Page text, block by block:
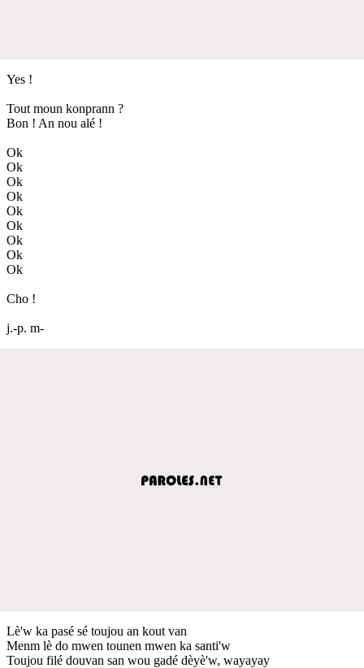
Yes !
Tout moun konprann ?
Bon ! An nou alé !
Ok
Ok
Ok
Ok
Ok
Ok
Ok
Ok
Ok
Cho !
j.-p. m-
Lè'w ka pasé sé toujou an kout van
Menm lè do mwen tounen mwen ka santi'w
Toujou filé douvan san wou gadé dèyè'w, wayayay